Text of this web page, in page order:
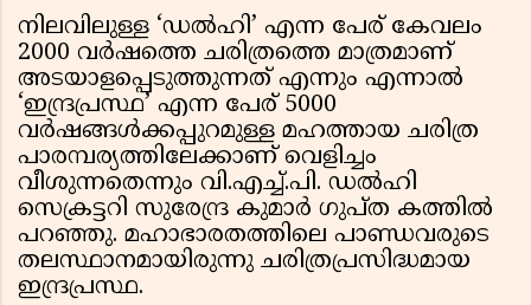
നിലവിലുള്ള ‘ഡൽഹി’ എന്ന പേര് കേവലം
2000 വർഷത്തെ ചരിത്രത്തെ മാത്രമാണ്
അടയാളപ്പെടുത്തുന്നത് എന്നും എന്നാൽ
‘ഇന്ദ്രപ്രസ്ഥ’ എന്ന പേര് 5000
വർഷങ്ങൾക്കപ്പുറമുള്ള മഹത്തായ ചരിത്ര
പാരമ്പര്യത്തിലേക്കാണ് വെളിച്ചം
വീശുന്നതെന്നും വി.എച്ച്.പി. ഡൽഹി
സെക്രട്ടറി സുരേന്ദ്ര കുമാർ ഗുപ്ത കത്തിൽ
പറഞ്ഞു. മഹാഭാരതത്തിലെ പാണ്ഡവരുടെ
തലസ്ഥാനമായിരുന്നു ചരിത്രപ്രസിദ്ധമായ
ഇന്ദ്രപ്രസ്ഥ.